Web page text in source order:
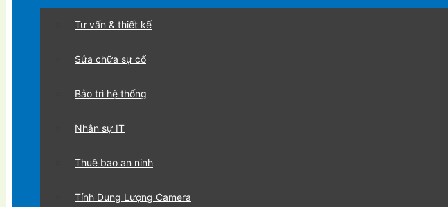
Tư vấn & thiết kế
Sửa chữa sự cố
Bảo trì hệ thống
Nhân sự IT
Thuê bao an ninh
Tính Dung Lượng Camera